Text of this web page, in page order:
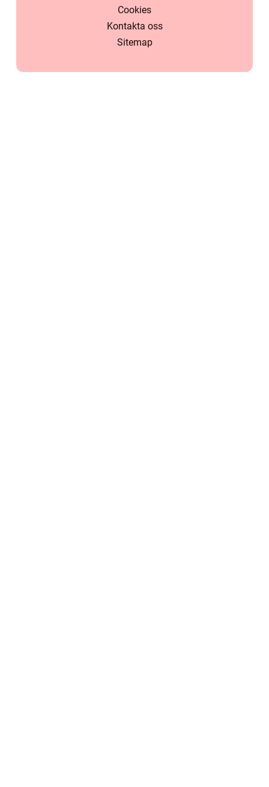
Cookies
Kontakta oss
Sitemap